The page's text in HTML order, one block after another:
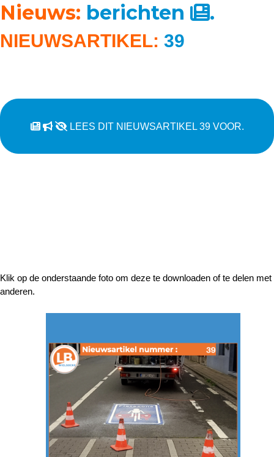
Nieuws: berichten .
NIEUWSARTIKEL: 39
LEES DIT NIEUWSARTIKEL 39 VOOR.
Klik op de onderstaande foto om deze te downloaden of te delen met
anderen.